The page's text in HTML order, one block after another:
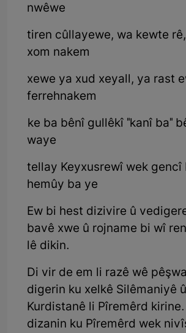
nwêwe
tiren cûllayewe, wa kewte
xom nakem
xewe ya xud xeyall, ya rast
ferrehnakem
ke ba bênî gullêkî "kanî ba"
waye
tellay Keyxusrewî wek gencî
hemûy ba ye
Ew bi hest dizivire û
bavê xwe û rojname bi wî
lê dikin.
Di vir de em li razê wê
digerin ku xelkê Silêmaniyê
Kurdistanê li Pîremêrd kirine.
dizanin ku Pîremêrd wek